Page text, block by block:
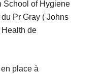
School of Hygiene
Pr Gray ( Johns
de
place à